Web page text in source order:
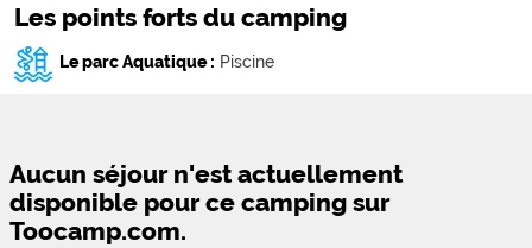
Les points forts du camping
Le parc Aquatique : Piscine
Aucun séjour n'est actuellement
disponible pour ce camping sur
Toocamp.com.